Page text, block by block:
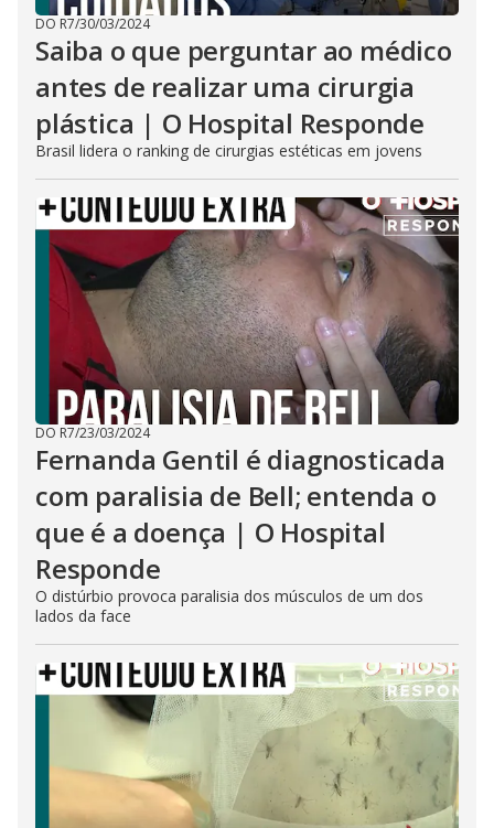
DO R7/30/03/2024
Saiba o que perguntar ao médico
antes de realizar uma cirurgia
plástica | O Hospital Responde
Brasil lidera o ranking de cirurgias estéticas em jovens
DO R7/23/03/2024
Fernanda Gentil é diagnosticada
com paralisia de Bell; entenda o
que é a doença | O Hospital
Responde
O distúrbio provoca paralisia dos músculos de um dos
lados da face